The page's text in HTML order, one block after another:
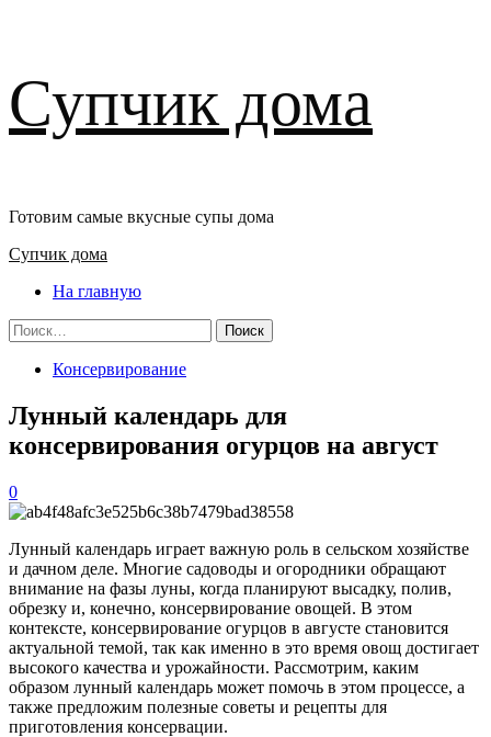
к
содержимому
Супчик дома
Готовим самые вкусные супы дома
Основное
Супчик дома
На главную
Найти:
Консервирование
Лунный календарь для
консервирования огурцов на август
0
Лунный календарь играет важную роль в сельском хозяйстве
и дачном деле. Многие садоводы и огородники обращают
внимание на фазы луны, когда планируют высадку, полив,
обрезку и, конечно, консервирование овощей. В этом
контексте, консервирование огурцов в августе становится
актуальной темой, так как именно в это время овощ достигает
высокого качества и урожайности. Рассмотрим, каким
образом лунный календарь может помочь в этом процессе, а
также предложим полезные советы и рецепты для
приготовления консервации.